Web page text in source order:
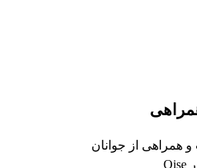
و همراهی از جوانان